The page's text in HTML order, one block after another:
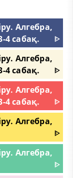
Алгебра,
сабақ.
ᐈ
Алгебра,
сабақ.
ᐈ
Алгебра,
сабақ.
ᐈ
Алгебра,
ᐈ
Алгебра,
ᐈ